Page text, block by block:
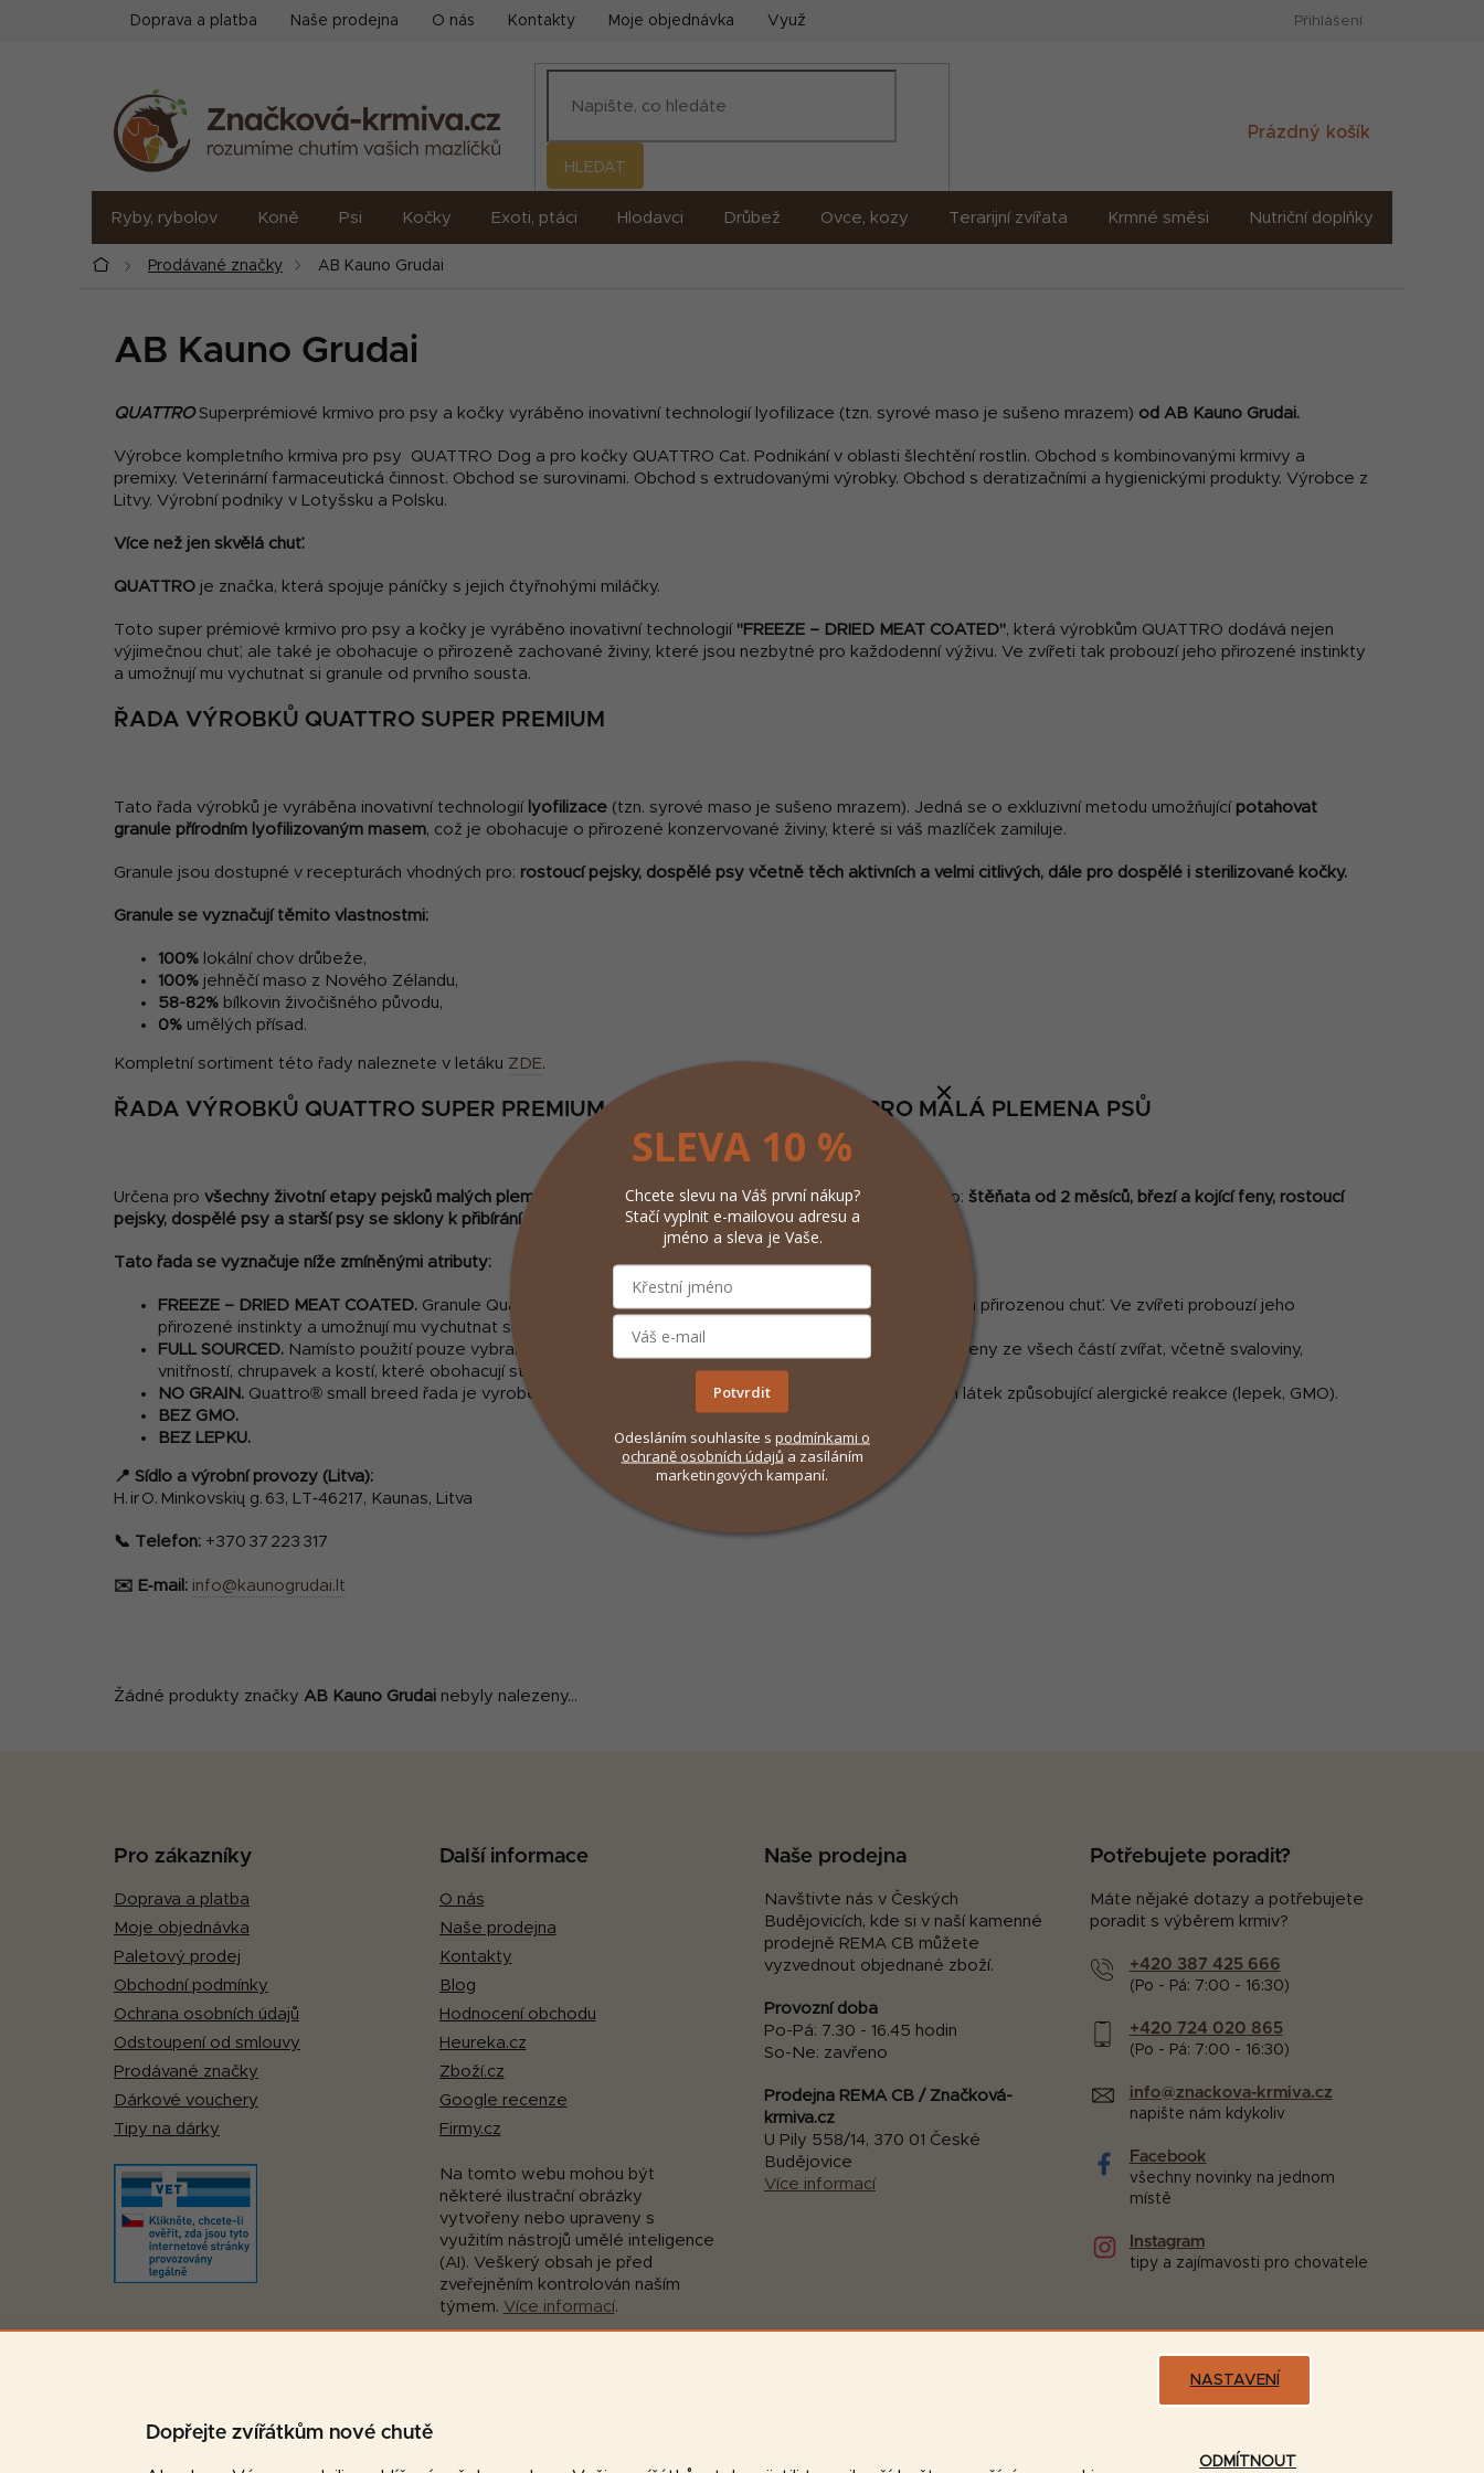
Dopřejte zvířátkům nové chutě
NASTAVENÍ
ODMÍTNOUT
Doprava a platba Naše prodejna O nás Kontakty Moje objednávka Využití umělé inteligence (AI) Přihlášení
HLEDAT
Nákupní
Prázdný košík
Ryby, rybolov Koně Psi Kočky Exoti, ptáci Hlodavci Drůbež Ovce, kozy Terarijní zvířata Krmné směsi Nutriční doplňky
DomůProdávané značky AB Kauno Grudai
AB Kauno Grudai
QUATTRO Superprémiové krmivo pro psy a kočky vyráběno inovativní technologií lyofilizace (tzn. syrové maso je sušeno mrazem) od AB Kauno Grudai.
Výrobce kompletního krmiva pro psy QUATTRO Dog a pro kočky QUATTRO Cat. Podnikání v oblasti šlechtění rostlin. Obchod s kombinovanými krmivy a
premixy. Veterinární farmaceutická činnost. Obchod se surovinami. Obchod s extrudovanými výrobky. Obchod s deratizačními a hygienickými produkty. Výrobce z
Litvy. Výrobní podniky v Lotyšsku a Polsku.
Více než jen skvělá chuť.
QUATTRO je značka, která spojuje páníčky s jejich čtyřnohými miláčky.
Toto super prémiové krmivo pro psy a kočky je vyráběno inovativní technologií "FREEZE – DRIED MEAT COATED", která výrobkům QUATTRO dodává nejen
výjimečnou chuť, ale také je obohacuje o přirozeně zachované živiny, které jsou nezbytné pro každodenní výživu. Ve zvířeti tak probouzí jeho přirozené instinkty
a umožnují mu vychutnat si granule od prvního sousta.
ŘADA VÝROBKŮ QUATTRO SUPER PREMIUM
Tato řada výrobků je vyráběna inovativní technologií lyofilizace (tzn. syrové maso je sušeno mrazem). Jedná se o exkluzivní metodu umožňující potahovat
granule přírodním lyofilizovaným masem, což je obohacuje o přirozené konzervované živiny, které si váš mazlíček zamiluje.
Granule jsou dostupné v recepturách vhodných pro: rostoucí pejsky, dospělé psy včetně těch aktivních a velmi citlivých, dále pro dospělé i sterilizované kočky.
Granule se vyznačují těmito vlastnostmi:
100% lokální chov drůbeže,
100% jehněčí maso z Nového Zélandu,
58-82% bílkovin živočišného původu,
0% umělých přísad.
Kompletní sortiment této řady naleznete v letáku ZDE.
ŘADA VÝROBKŮ QUATTRO SUPER PREMIUM SPECIÁLNĚ VYVINUTA PRO MALÁ PLEMENA PSŮ
Určena pro všechny životní etapy pejsků malých plemen. Granule jsou dostupné v recepturách vhodných pro: štěňata od 2 měsíců, březí a kojící feny, rostoucí
pejsky, dospělé psy a starší psy se sklony k přibírání.
Tato řada se vyznačuje níže zmíněnými atributy:
FREEZE – DRIED MEAT COATED. Granule Quattro® jsou potaženy lyofilizovaným masem zaručující zcela přirozenou chuť. Ve zvířeti probouzí jeho
přirozené instinkty a umožnují mu vychutnat si granule od prvního sousta.
FULL SOURCED. Namísto použití pouze vybraných částí jsou produkty řady Quattro® small breed vyrobeny ze všech částí zvířat, včetně svaloviny,
vnitřností, chrupavek a kostí, které obohacují stravu vašeho psa.
NO GRAIN. Quattro® small breed řada je vyrobena bez obilovin, jako je pšenice, sója, ječmen a dalších látek způsobující alergické reakce (lepek, GMO).
BEZ GMO.
BEZ LEPKU.
📍 Sídlo a výrobní provozy (Litva):
H. ir O. Minkovskių g. 63, LT‑46217, Kaunas, Litva
📞 Telefon: +370 37 223 317
✉️ E‑mail: info@kaunogrudai.lt
Žádné produkty značky AB Kauno Grudai nebyly nalezeny...
Pro zákazníky
Doprava a platba
Moje objednávka
Paletový prodej
Obchodní podmínky
Ochrana osobních údajů
Odstoupení od smlouvy
Prodávané značky
Dárkové vouchery
Tipy na dárky
Další informace
O nás
Naše prodejna
Kontakty
Blog
Hodnocení obchodu
Heureka.cz
Zboží.cz
Google recenze
Firmy.cz
Na tomto webu mohou být
některé ilustrační obrázky
vytvořeny nebo upraveny s
využitím nástrojů umělé inteligence
(AI). Veškerý obsah je před
zveřejněním kontrolován naším
týmem. Více informací.
Naše prodejna
Navštivte nás v Českých
Budějovicích, kde si v naší kamenné
prodejně REMA CB můžete
vyzvednout objednané zboží.
Provozní doba
Po-Pá: 7.30 - 16.45 hodin
So-Ne: zavřeno
Prodejna REMA CB / Značková-
krmiva.cz
U Pily 558/14, 370 01 České
Budějovice
Více informací
Potřebujete poradit?
Máte nějaké dotazy a potřebujete
poradit s výběrem krmiv?
+420 387 425 666
(Po - Pá: 7:00 - 16:30)
+420 724 020 865
(Po - Pá: 7:00 - 16:30)
info@znackova-krmiva.cz
napište nám kdykoliv
Facebook
všechny novinky na jednom
místě
Instagram
tipy a zajímavosti pro chovatele
Pohodlná platba:
SLEVA 10 %
Chcete slevu na Váš první nákup?
Stačí vyplnit e-mailovou adresu a
jméno a sleva je Vaše.
Potvrdit
Odesláním souhlasíte s podmínkami o
ochraně osobních údajů a zasíláním
marketingových kampaní.